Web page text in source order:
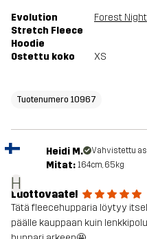
Evolution
Stretch Fleece
Hoodie
Forest Night
Ostettu koko XS
Tuotenumero 10967
H
Heidi M. Vahvistettu
Mitat: 164cm, 65kg
Luottovaate!
Tätä fleecehupparia löytyy
päälle kauppaan kuin